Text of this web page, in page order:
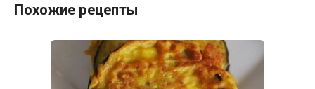
Похожие рецепты